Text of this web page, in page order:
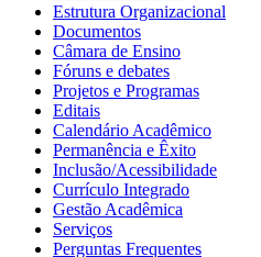
Estrutura Organizacional
Documentos
Câmara de Ensino
Fóruns e debates
Projetos e Programas
Editais
Calendário Acadêmico
Permanência e Êxito
Inclusão/Acessibilidade
Currículo Integrado
Gestão Acadêmica
Serviços
Perguntas Frequentes